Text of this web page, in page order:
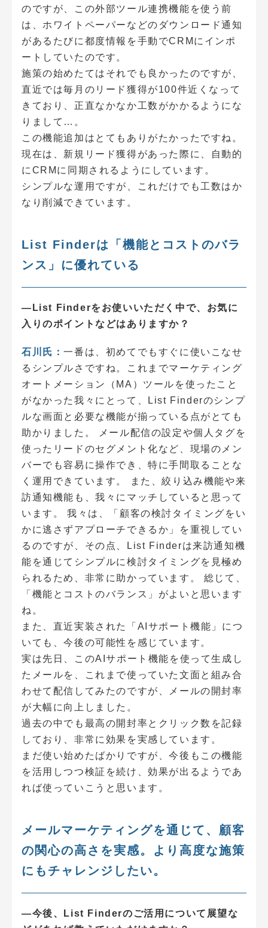
のですが、この外部ツール連携機能を使う前
は、ホワイトペーパーなどのダウンロード通知
があるたびに都度情報を手動でCRMにインポ
ートしていたのです。
施策の始めたてはそれでも良かったのですが、
直近では毎月のリード獲得が100件近くなって
きており、正直なかなか工数がかかるようにな
りまして…。
この機能追加はとてもありがたかったですね。
現在は、新規リード獲得があった際に、自動的
にCRMに同期されるようにしています。
シンプルな運用ですが、これだけでも工数はか
なり削減できています。
List Finderは「機能とコストのバラ
ンス」に優れている
―List Finderをお使いいただく中で、お気に
入りのポイントなどはありますか？
石川氏：一番は、初めてでもすぐに使いこなせ
るシンプルさですね。これまでマーケティング
オートメーション（MA）ツールを使ったこと
がなかった我々にとって、List Finderのシンプ
ルな画面と必要な機能が揃っている点がとても
助かりました。 メール配信の設定や個人タグを
使ったリードのセグメント化など、現場のメン
バーでも容易に操作でき、特に手間取ることな
く運用できています。 また、絞り込み機能や来
訪通知機能も、我々にマッチしていると思って
います。 我々は、「顧客の検討タイミングをい
かに逃さずアプローチできるか」を重視してい
るのですが、その点、List Finderは来訪通知機
能を通じてシンプルに検討タイミングを見極め
られるため、非常に助かっています。 総じて、
「機能とコストのバランス」がよいと思います
ね。
また、直近実装された「AIサポート機能」につ
いても、今後の可能性を感じています。
実は先日、このAIサポート機能を使って生成し
たメールを、これまで使っていた文面と組み合
わせて配信してみたのですが、メールの開封率
が大幅に向上しました。
過去の中でも最高の開封率とクリック数を記録
しており、非常に効果を実感しています。
まだ使い始めたばかりですが、今後もこの機能
を活用しつつ検証を続け、効果が出るようであ
れば使っていこうと思います。
メールマーケティングを通じて、顧客
の関心の高さを実感。より高度な施策
にもチャレンジしたい。
―今後、List Finderのご活用について展望な